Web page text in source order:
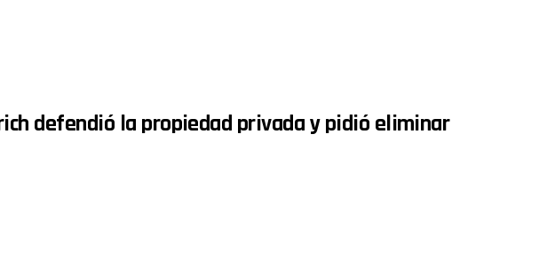
defendió la propiedad privada y pidió eliminar